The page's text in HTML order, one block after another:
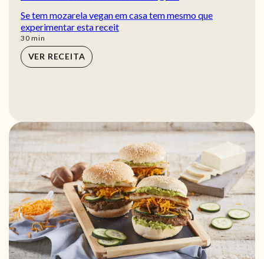
Se tem mozarela vegan em casa tem mesmo que
experimentar esta receit
30min
min
VER RECEITA